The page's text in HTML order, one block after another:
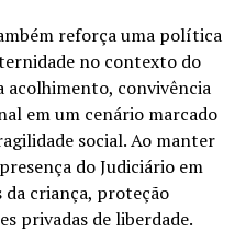
reforça uma política
no contexto do
acolhimento, convivência
em um cenário marcado
social. Ao manter
do Judiciário em
da criança, proteção
privadas de liberdade.